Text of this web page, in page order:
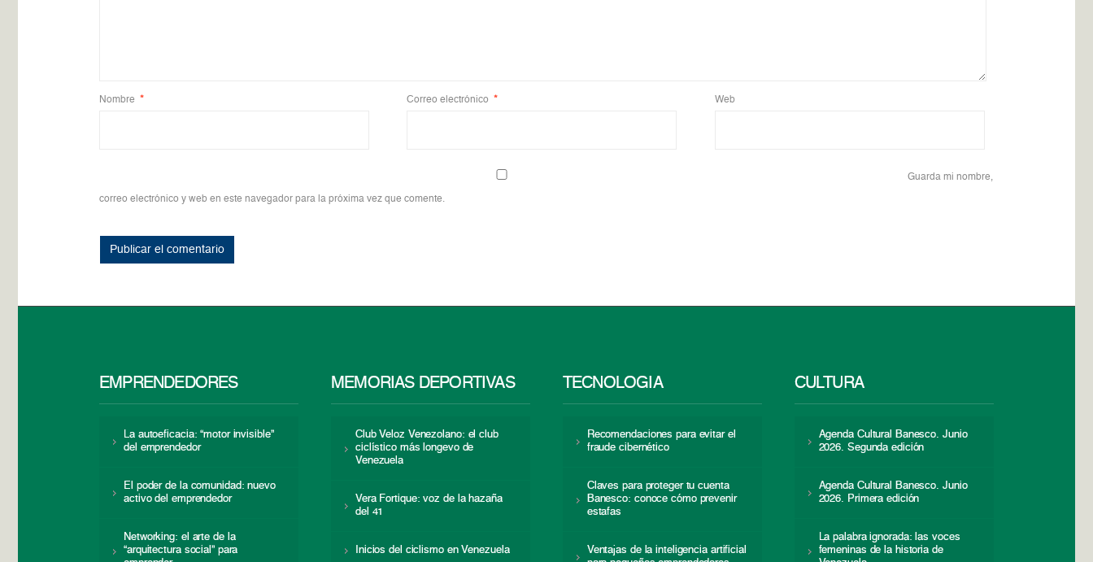
Nombre * Correo electrónico * Web
Guarda mi nombre,
correo electrónico y web en este navegador para la próxima vez que comente.
EMPRENDEDORES
La autoeficacia: “motor invisible”
del emprendedor
El poder de la comunidad: nuevo
activo del emprendedor
Networking: el arte de la
“arquitectura social” para
MEMORIAS DEPORTIVAS
Club Veloz Venezolano: el club
ciclístico más longevo de
Venezuela
Vera Fortique: voz de la hazaña
del 41
Inicios del ciclismo en Venezuela
TECNOLOGÍA
Recomendaciones para evitar el
fraude cibernético
Claves para proteger tu cuenta
Banesco: conoce cómo prevenir
estafas
Ventajas de la inteligencia artificial
CULTURA
Agenda Cultural Banesco. Junio
2026. Segunda edición
Agenda Cultural Banesco. Junio
2026. Primera edición
La palabra ignorada: las voces
femeninas de la historia de